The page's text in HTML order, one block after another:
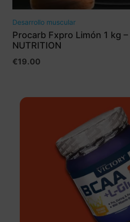
Desarrollo muscular
Procarb Fxpro Limón 1 kg –
NUTRITION
€19.00